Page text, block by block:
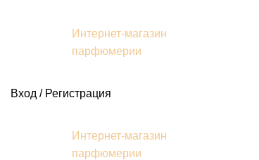
Интернет-магазин
парфюмерии
Вход / Регистрация
Интернет-магазин
парфюмерии